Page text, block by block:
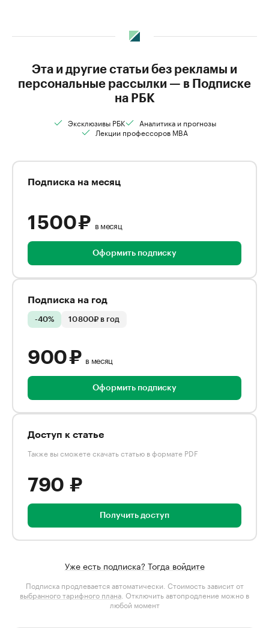
Эта и другие статьи без рекламы и
персональные рассылки — в Подписке
на РБК
Эксклюзивы РБК
Аналитика и прогнозы
Лекции профессоров MBA
Подписка на месяц
1 500 ₽ в месяц
Оформить подписку
Подписка на год
-40% 10 800₽ в год
900 ₽ в месяц
Оформить подписку
Доступ к статье
Также вы сможете скачать статью в формате PDF
790 ₽
Получить доступ
Уже есть подписка? Тогда войдите
Подписка продлевается автоматически. Стоимость зависит от
выбранного тарифного плана . Отключить автопродление можно в
любой момент